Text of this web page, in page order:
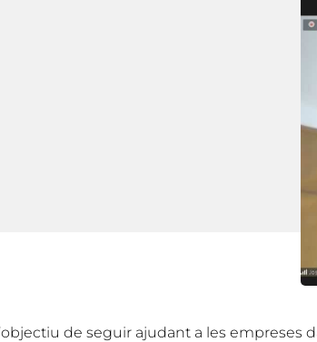
de seguir ajudant a les empreses